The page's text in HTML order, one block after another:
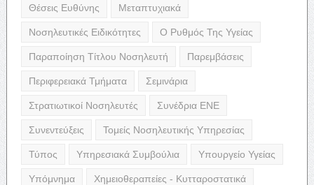
Θέσεις Ευθύνης Μεταπτυχιακά
Νοσηλευτικές Ειδικότητες Ο Ρυθμός Της Υγείας
Παραποίηση Τίτλου Νοσηλευτή Παρεμβάσεις
Περιφερειακά Τμήματα Σεμινάρια
Στρατιωτικοί Νοσηλευτές Συνέδρια ΕΝΕ
Συνεντεύξεις Τομείς Νοσηλευτικής Υπηρεσίας
Τύπος Υπηρεσιακά Συμβούλια Υπουργείο Υγείας
Υπόμνημα Χημειοθεραπείες - Κυτταροστατικά